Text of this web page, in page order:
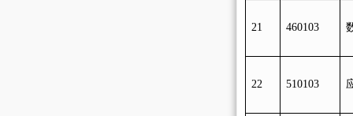
21 460103
22 510103